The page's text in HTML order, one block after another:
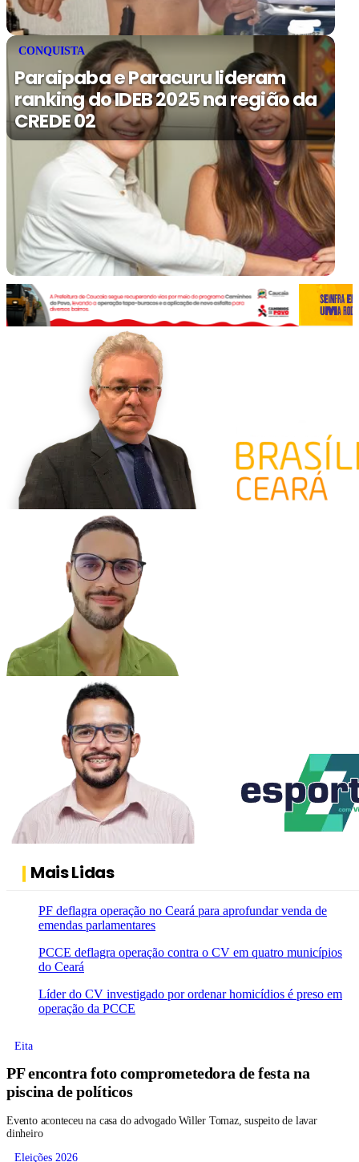
CONQUISTA
Paraipaba e Paracuru lideram
ranking do IDEB 2025 na região da
CREDE 02
Mais Lidas
PF deflagra operação no Ceará para aprofundar venda de
emendas parlamentares
PCCE deflagra operação contra o CV em quatro municípios
do Ceará
Líder do CV investigado por ordenar homicídios é preso em
operação da PCCE
Eita
PF encontra foto comprometedora de festa na
piscina de políticos
Evento aconteceu na casa do advogado Willer Tomaz, suspeito de lavar
dinheiro
Eleições 2026